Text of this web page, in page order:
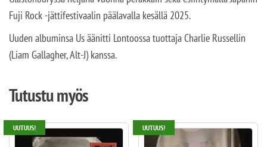
Fuji Rock -jättifestivaalin päälavalla kesällä 2025.
Uuden albuminsa Us äänitti Lontoossa tuottaja Charlie Russellin
(Liam Gallagher, Alt-J) kanssa.
Tutustu myös
UUTUUS! UUTUUS!